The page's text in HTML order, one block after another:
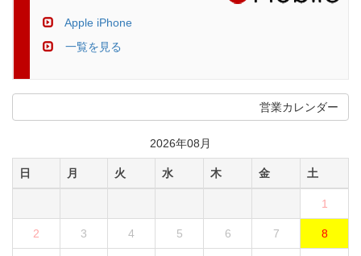
Apple iPhone
一覧を見る
営業カレンダー
2026年08月
日 月 火 水 木 金 土
1
2 3 4 5 6 7 8